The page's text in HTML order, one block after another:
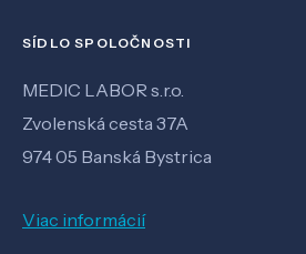
SÍDLO SPOLOČNOSTI
MEDIC LABOR s.r.o.
Zvolenská cesta 37A
974 05 Banská Bystrica
Viac informácií